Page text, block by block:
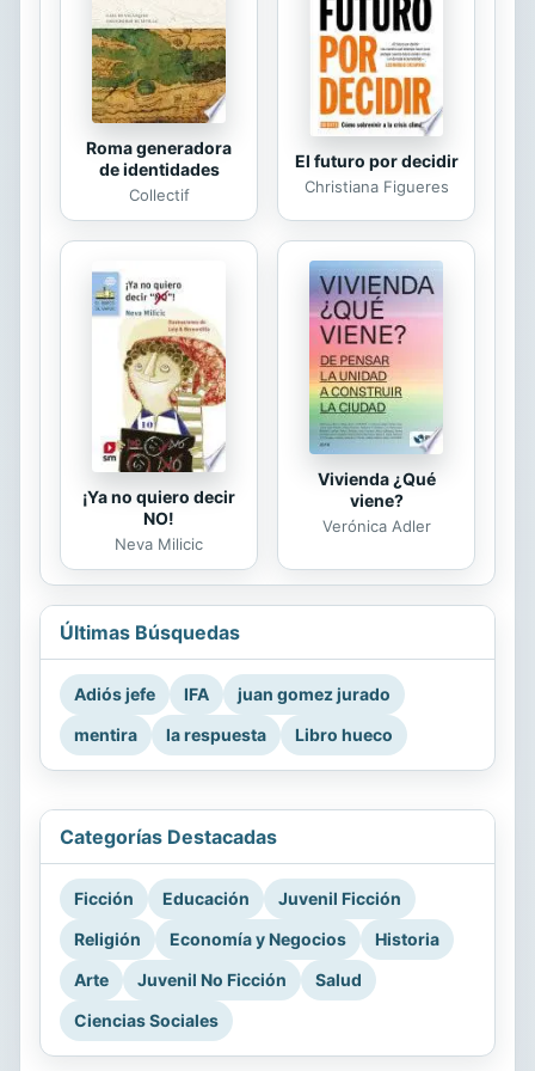
personas interesadas en la
comprensión y análisis de la
problemática empresarial en general
y de México en particular.
Roma generadora
de identidades
Collectif
El futuro por decidir
Christiana Figueres
¡Ya no quiero decir
NO!
Neva Milicic
Vivienda ¿Qué
viene?
Verónica Adler
Últimas Búsquedas
Adiós jefe IFA
juan gomez jurado
mentira
la respuesta Libro hueco
Categorías Destacadas
Ficción Educación
Juvenil Ficción
Religión
Economía y Negocios
Historia
Arte
Juvenil No Ficción
Salud
Ciencias Sociales